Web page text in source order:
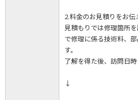
2.料金のお見積りをお伝
見積もりでは修理箇所
で修理に係る技術料、
す。
了解を得た後、訪問日時
↓